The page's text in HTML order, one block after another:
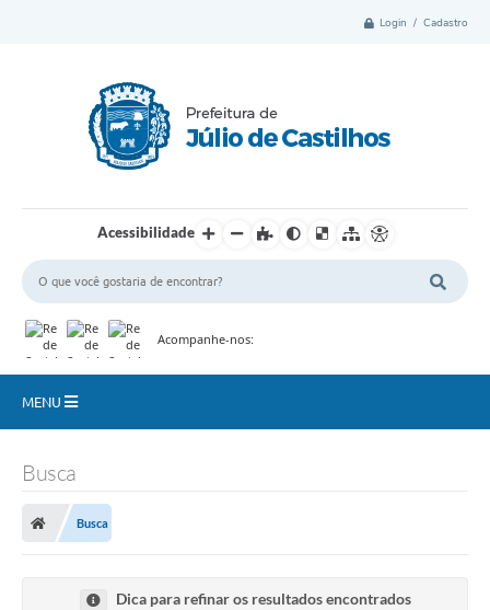
Login / Cadastro
Acessibilidade
Acompanhe-nos:
MENU
Ouvidoria
e-sic
Busca
Busca
Dica para refinar os resultados encontrados